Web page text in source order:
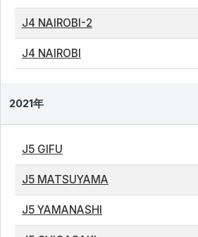
J4 NAIROBI-2
J4 NAIROBI
2021年
J5 GIFU
J5 MATSUYAMA
J5 YAMANASHI